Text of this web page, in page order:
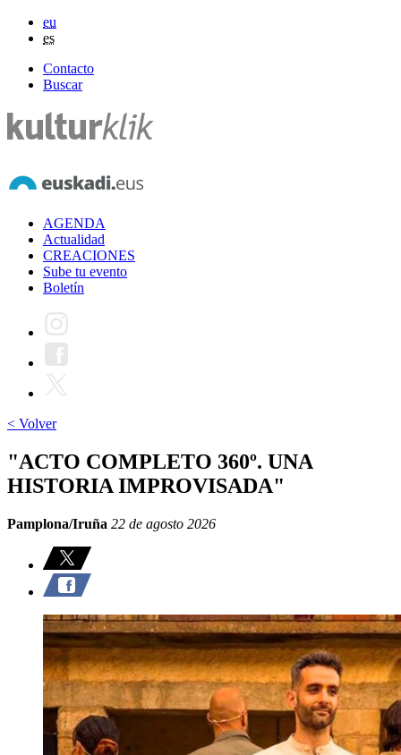
eu
es
Contacto
Buscar
AGENDA
Actualidad
CREACIONES
Sube tu evento
Boletín
< Volver
"ACTO COMPLETO 360º. UNA
HISTORIA IMPROVISADA"
Pamplona/Iruña 22 de agosto 2026